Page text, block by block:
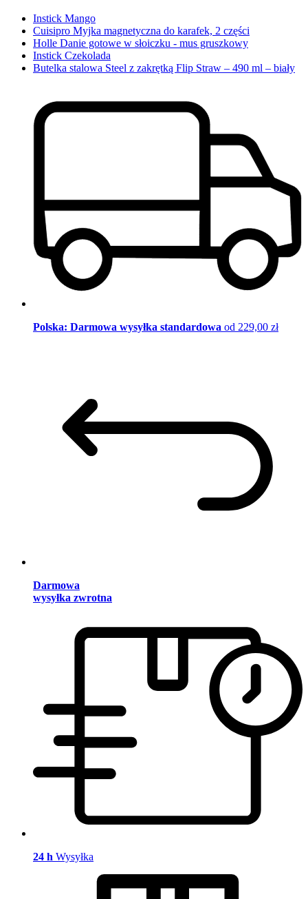
Instick Mango
Cuisipro Myjka magnetyczna do karafek, 2 części
Holle Danie gotowe w słoiczku - mus gruszkowy
Instick Czekolada
Butelka stalowa Steel z zakrętką Flip Straw – 490 ml – biały
Polska: Darmowa wysyłka standardowa od 229,00 zł
Darmowa
wysyłka zwrotna
24 h Wysyłka